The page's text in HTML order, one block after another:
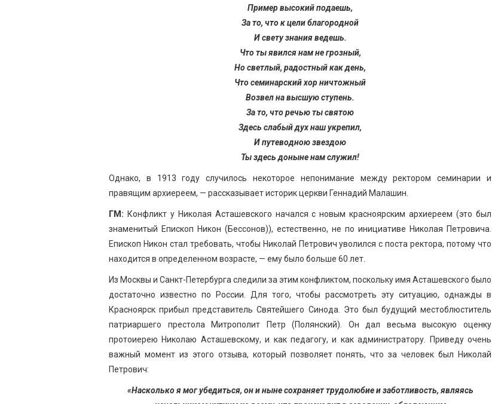
Пример высокий подаешь,
За то, что к цели благородной
И свету знания ведешь.
Что ты явился нам не грозный,
Но светлый, радостный как день,
Что семинарский хор ничтожный
Возвел на высшую ступень.
За то, что речью ты святою
Здесь слабый дух наш укрепил,
И путеводною звездою
Ты здесь доныне нам служил!
Однако, в 1913 году случилось некоторое непонимание между ректором семинарии и
правящим архиереем, — рассказывает историк церкви Геннадий Малашин.
ГМ: Конфликт у Николая Асташевского начался с новым красноярским архиереем (это был
знаменитый Епископ Никон (Бессонов)), естественно, не по инициативе Николая Петровича.
Епископ Никон стал требовать, чтобы Николай Петрович уволился с поста ректора, потому что
находится в определенном возрасте, — ему было больше 60 лет.
Из Москвы и Санкт-Петербурга следили за этим конфликтом, поскольку имя Асташевского было
достаточно известно по России. Для того, чтобы рассмотреть эту ситуацию, однажды в
Красноярск прибыл представитель Святейшего Синода. Это был будущий местоблюститель
патриаршего престола Митрополит Петр (Полянский). Он дал весьма высокую оценку
протоиерею Николаю Асташевскому, и как педагогу, и как администратору. Приведу очень
важный момент из этого отзыва, который позволяет понять, что за человек был Николай
Петрович:
«Насколько я мог убедиться, он и ныне сохраняет трудолюбие и заботливость, являясь